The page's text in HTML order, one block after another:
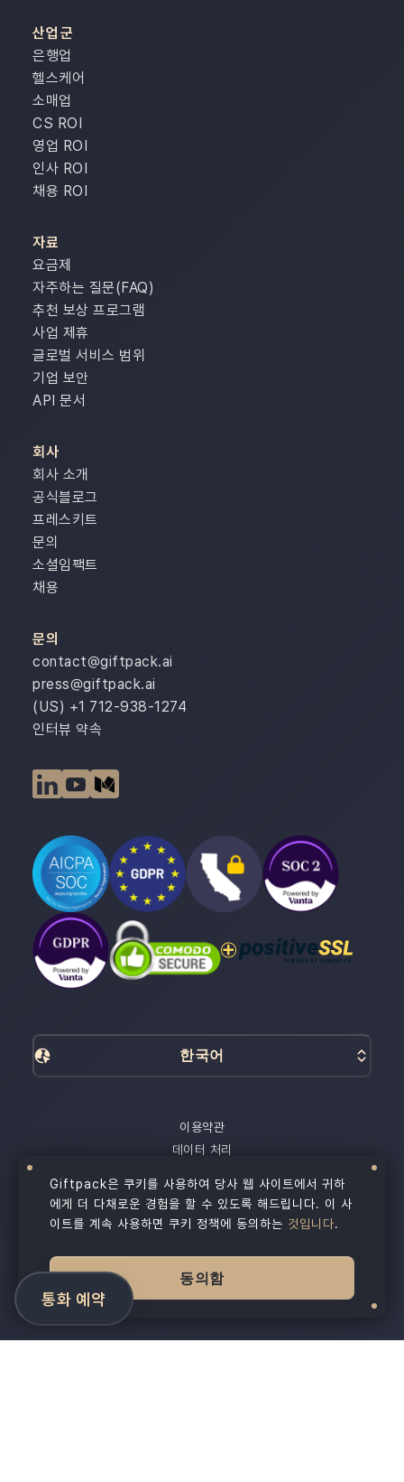
통화 예약
산업군
은행업
헬스케어
소매업
CS ROI
영업 ROI
인사 ROI
채용 ROI
자료
요금제
자주하는 질문(FAQ)
추천 보상 프로그램
사업 제휴
글로벌 서비스 범위
기업 보안
API 문서
회사
회사 소개
공식블로그
프레스키트
문의
소셜임팩트
채용
문의
contact@giftpack.ai
press@giftpack.ai
(US) +1 712-938-1274
인터뷰 약속
한국어
이용약관
데이터 처리
쿠키정책
개인정보 선택
©2026All Rights Reserved. Giftpack Inc.®
Giftpack은 쿠키를 사용하여 당사 웹 사이트에서 귀하
에게 더 다채로운 경험을 할 수 있도록 해드립니다. 이 사
이트를 계속 사용하면 쿠키 정책에 동의하는 것입니다.
동의함